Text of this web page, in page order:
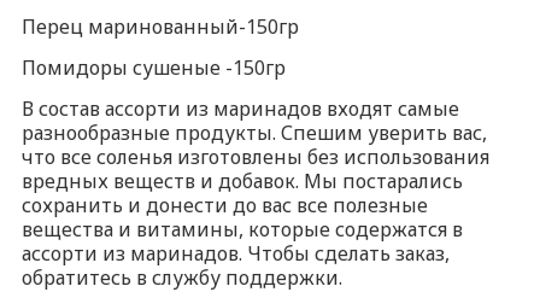
Перец маринованный-150гр
Помидоры сушеные -150гр
В состав ассорти из маринадов входят самые
разнообразные продукты. Спешим уверить вас,
что все соленья изготовлены без использования
вредных веществ и добавок. Мы постарались
сохранить и донести до вас все полезные
вещества и витамины, которые содержатся в
ассорти из маринадов. Чтобы сделать заказ,
обратитесь в службу поддержки.